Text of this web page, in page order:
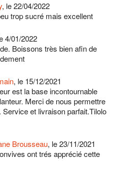
, le 22/04/2022
trop sucré mais excellent
4/01/2022
Boissons très bien afin de
, le 15/12/2021
est la base incontournable
Merci de nous permettre
et livraison parfait.Tilolo
Brousseau, le 23/11/2021
ont trés apprécié cette